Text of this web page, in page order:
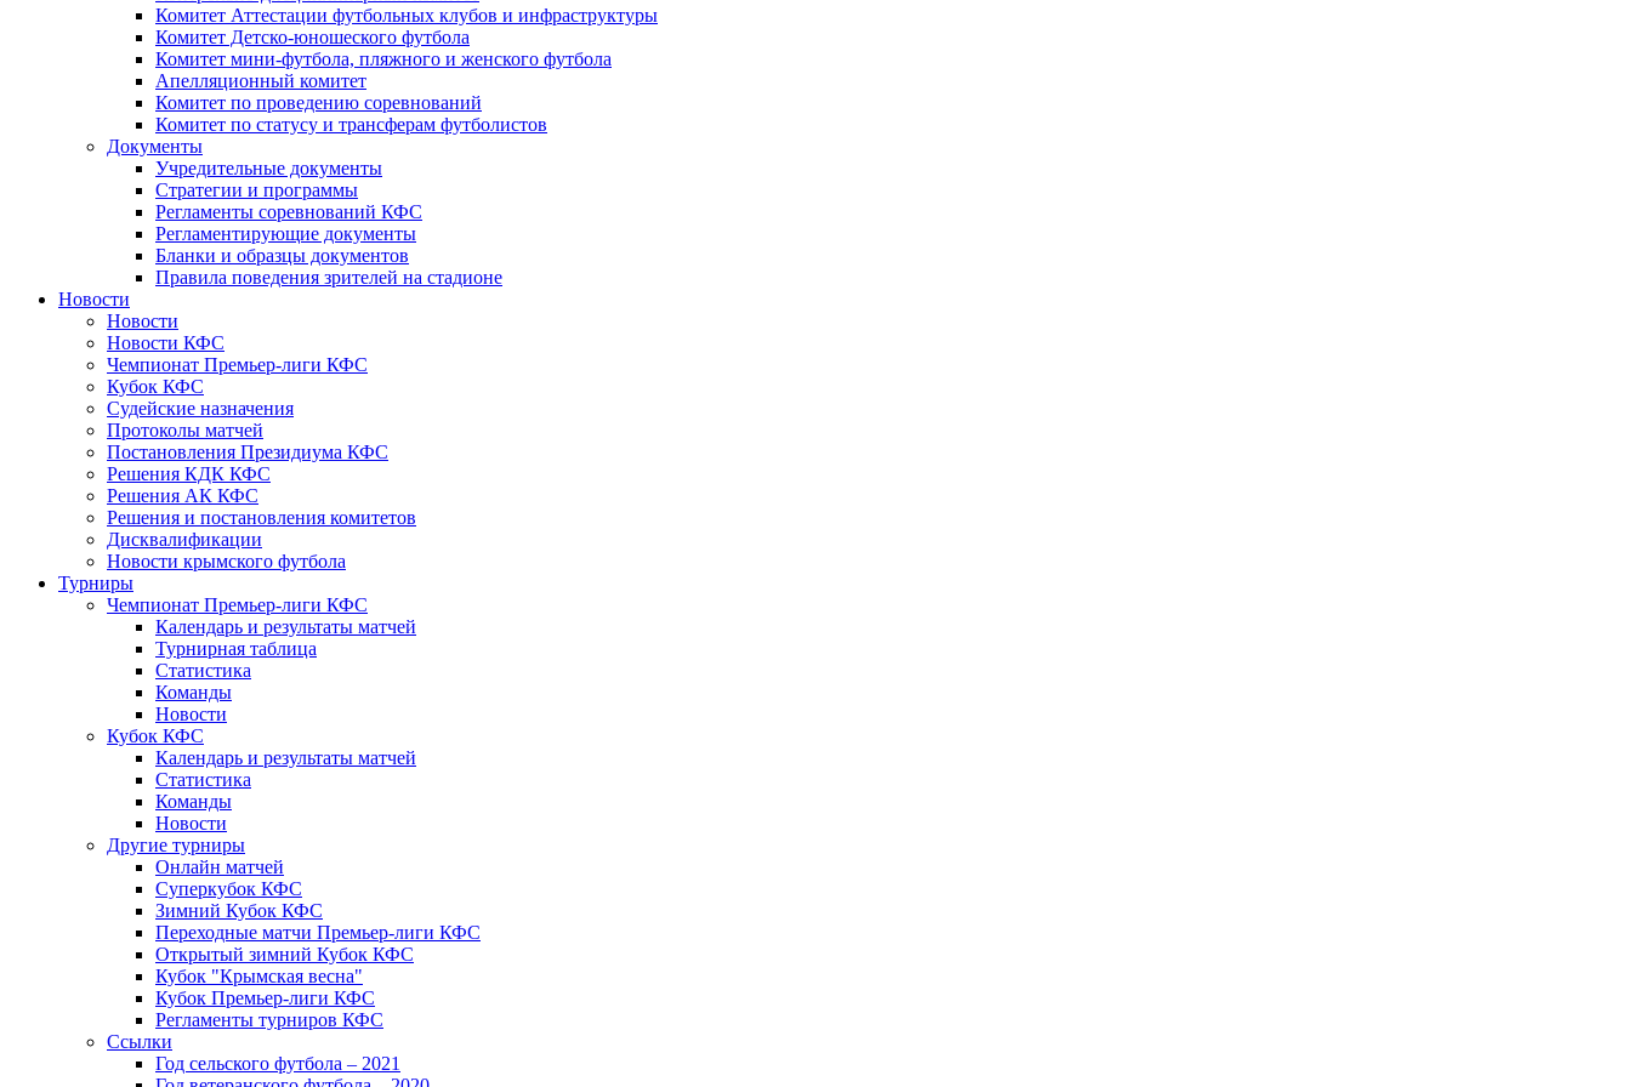
Комитет Аттестации футбольных клубов и инфраструктуры
Комитет Детско-юношеского футбола
Комитет мини-футбола, пляжного и женского футбола
Апелляционный комитет
Комитет по проведению соревнований
Комитет по статусу и трансферам футболистов
Документы
Учредительные документы
Стратегии и программы
Регламенты соревнований КФС
Регламентирующие документы
Бланки и образцы документов
Правила поведения зрителей на стадионе
Новости
Новости
Новости КФС
Чемпионат Премьер-лиги КФС
Кубок КФС
Судейские назначения
Протоколы матчей
Постановления Президиума КФС
Решения КДК КФС
Решения АК КФС
Решения и постановления комитетов
Дисквалификации
Новости крымского футбола
Турниры
Чемпионат Премьер-лиги КФС
Календарь и результаты матчей
Турнирная таблица
Статистика
Команды
Новости
Кубок КФС
Календарь и результаты матчей
Статистика
Команды
Новости
Другие турниры
Онлайн матчей
Суперкубок КФС
Зимний Кубок КФС
Переходные матчи Премьер-лиги КФС
Открытый зимний Кубок КФС
Кубок "Крымская весна"
Кубок Премьер-лиги КФС
Регламенты турниров КФС
Ссылки
Год сельского футбола – 2021